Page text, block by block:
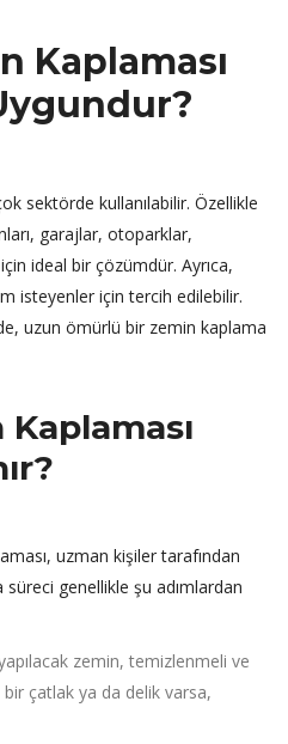
Kaplaması
sektörde kullanılabilir. Özellikle
garajlar, otoparklar,
ideal bir çözümdür. Ayrıca,
isteyenler için tercih edilebilir.
uzun ömürlü bir zemin kaplama
uzman kişiler tarafından
genellikle şu adımlardan
zemin, temizlenmeli ve
çatlak ya da delik varsa,